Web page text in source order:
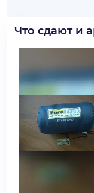
Что сдают и